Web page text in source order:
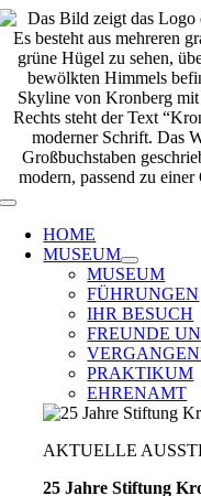
Zum
Inhalt
springen
Toggle
Navigation
HOME
MUSEUM
MUSEUM
FÜHRUNGEN
IHR BESUCH
FREUNDE
PRAKTIKUM
EHRENAMT
AKTUELLE
25 Jahre Stiftung